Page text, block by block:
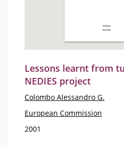
Lessons learnt from
NEDIES project
Colombo Alessandro G.
European Commission
2001